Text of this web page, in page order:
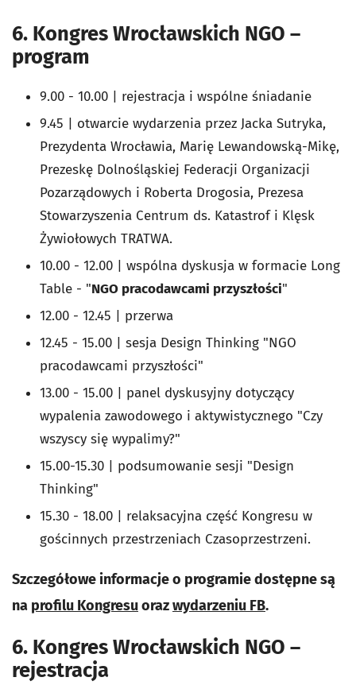
6. Kongres Wrocławskich NGO –
program
9.00 - 10.00 | rejestracja i wspólne śniadanie
9.45 | otwarcie wydarzenia przez Jacka Sutryka,
Prezydenta Wrocławia, Marię Lewandowską-Mikę,
Prezeskę Dolnośląskiej Federacji Organizacji
Pozarządowych i Roberta Drogosia, Prezesa
Stowarzyszenia Centrum ds. Katastrof i Klęsk
Żywiołowych TRATWA.
10.00 - 12.00 | wspólna dyskusja w formacie Long
Table - "NGO pracodawcami przyszłości"
12.00 - 12.45 | przerwa
12.45 - 15.00 | sesja Design Thinking "NGO
pracodawcami przyszłości"
13.00 - 15.00 | panel dyskusyjny dotyczący
wypalenia zawodowego i aktywistycznego "Czy
wszyscy się wypalimy?"
15.00-15.30 | podsumowanie sesji "Design
Thinking"
15.30 - 18.00 | relaksacyjna część Kongresu w
gościnnych przestrzeniach Czasoprzestrzeni.
Szczegółowe informacje o programie dostępne są
na profilu Kongresuorazwydarzeniu FB.
6. Kongres Wrocławskich NGO –
rejestracja